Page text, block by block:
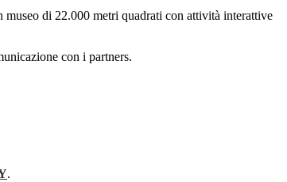
di 22.000 metri quadrati con attività interattive
con i partners.
.